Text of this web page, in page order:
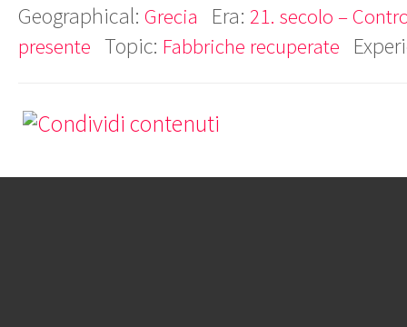
Geographical: Grecia Era: 21. secolo –
presente Topic: Fabbriche recuperate